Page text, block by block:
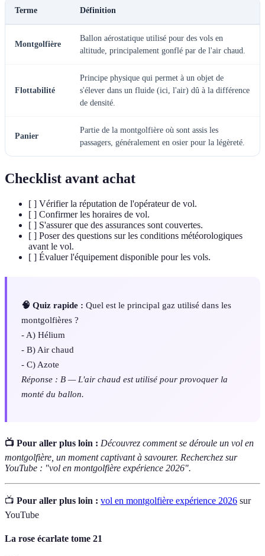
Terme Définition
Montgolfière
Ballon aérostatique utilisé pour des vols en
altitude, principalement gonflé par de l'air chaud.
Flottabilité
Principe physique qui permet à un objet de
s'élever dans un fluide (ici, l'air) dû à la différence
de densité.
Panier
Partie de la montgolfière où sont assis les
passagers, généralement en osier pour la légèreté.
Checklist avant achat
[ ] Vérifier la réputation de l'opérateur de vol.
[ ] Confirmer les horaires de vol.
[ ] S'assurer que des assurances sont couvertes.
[ ] Poser des questions sur les conditions météorologiques
avant le vol.
[ ] Évaluer l'équipement disponible pour les vols.
🧠 Quiz rapide : Quel est le principal gaz utilisé dans les
montgolfières ?
- A) Hélium
- B) Air chaud
- C) Azote
Réponse : B — L'air chaud est utilisé pour provoquer la
monté du ballon.
📺 Pour aller plus loin : Découvrez comment se déroule un vol en
montgolfière, un moment captivant à savourer. Recherchez sur
YouTube : "vol en montgolfière expérience 2026".
📺 Pour aller plus loin : vol en montgolfière expérience 2026 sur
YouTube
La rose écarlate tome 21